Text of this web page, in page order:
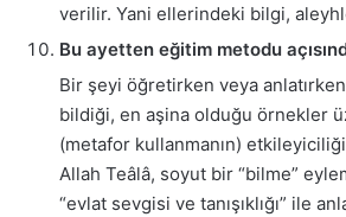
verilir. Yani ellerindeki bilgi,
Bu ayetten eğitim metodu
Bir şeyi öğretirken veya
bildiği, en aşina olduğu örnekler
(metafor kullanmanın)
Allah Teâlâ, soyut bir “bilme”
“evlat sevgisi ve tanışıklığı” ile